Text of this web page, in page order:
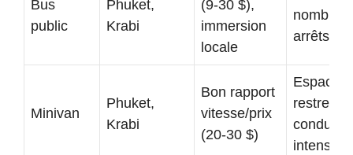
Bus
public
Phuket,
Krabi
(9-30 $),
immersion
locale
arrêts
Minivan
Phuket,
Krabi
Bon rapport
vitesse/prix
(20-30 $)
Espace
restreint,
conduite
intense